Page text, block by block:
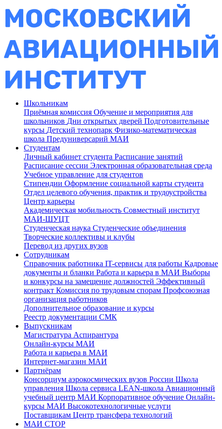
Школьникам
Приёмная комиссия Обучение и мероприятия для
школьников Дни открытых дверей Подготовительные
курсы Детский технопарк Физико-математическая
школа Предуниверсарий МАИ
Студентам
Личный кабинет студента Расписание занятий
Расписание сессии Электронная образовательная среда
Учебное управление для студентов
Стипендии Оформление социальной карты студента
Отдел целевого обучения, практик и трудоустройства
Центр карьеры
Академическая мобильность Совместный институт
МАИ-ШУЦТ
Студенческая наука Студенческие объединения
Творческие коллективы и клубы
Перевод из других вузов
Сотрудникам
Cправочник работника IT-сервисы для работы Кадровые
документы и бланки Работа и карьера в МАИ Выборы
и конкурсы на замещение должностей Эффективный
контракт Комиссия по трудовым спорам Профсоюзная
организация работников
Дополнительное образование и курсы
Реестр документации СМК
Выпускникам
Магистратура Аспирантура
Онлайн-курсы МАИ
Работа и карьера в МАИ
Интернет-магазин МАИ
Партнёрам
Консорциум аэрокосмических вузов России Школа
управления Школа сервиса LEAN-школа Авиационный
учебный центр МАИ Корпоративное обучение Онлайн-
курсы МАИ Высокотехнологичные услуги
Поставщикам Центр трансфера технологий
МАИ СТОР